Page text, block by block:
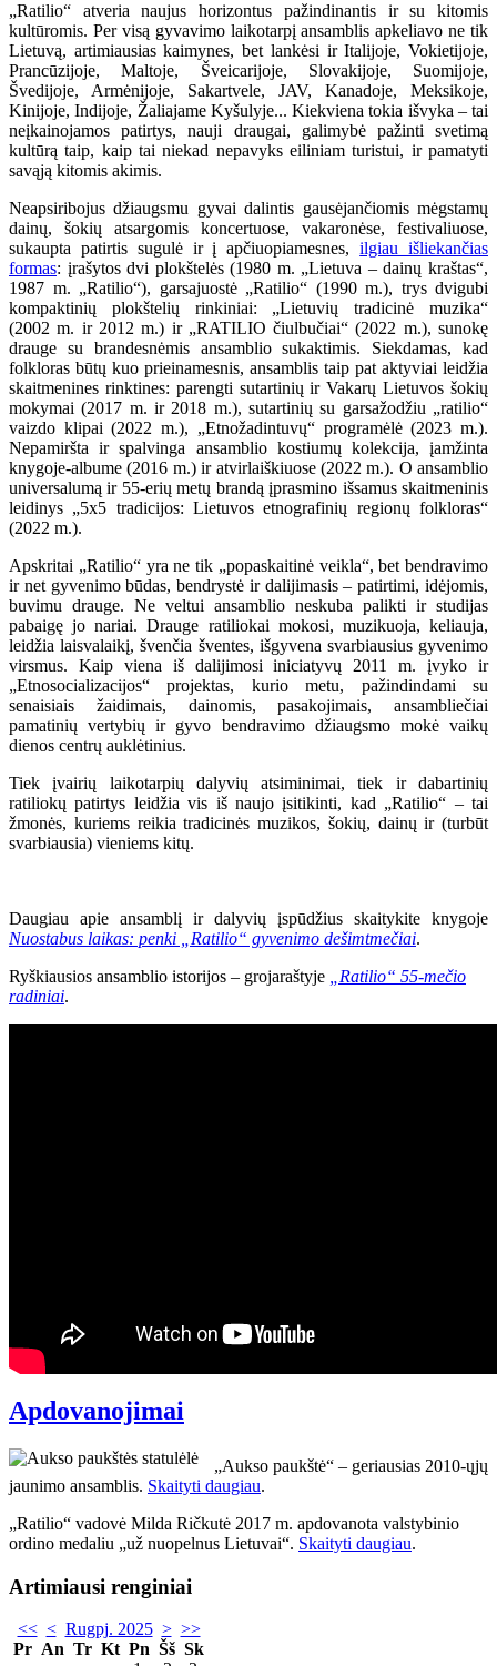
„Ratilio“ atveria naujus horizontus pažindinantis ir su kitomis
kultūromis. Per visą gyvavimo laikotarpį ansamblis apkeliavo ne tik
Lietuvą, artimiausias kaimynes, bet lankėsi ir Italijoje, Vokietijoje,
Prancūzijoje, Maltoje, Šveicarijoje, Slovakijoje, Suomijoje,
Švedijoje, Armėnijoje, Sakartvele, JAV, Kanadoje, Meksikoje,
Kinijoje, Indijoje, Žaliajame Kyšulyje... Kiekviena tokia išvyka – tai
neįkainojamos patirtys, nauji draugai, galimybė pažinti svetimą
kultūrą taip, kaip tai niekad nepavyks eiliniam turistui, ir pamatyti
savąją kitomis akimis.
Neapsiribojus džiaugsmu gyvai dalintis gausėjančiomis mėgstamų
dainų, šokių atsargomis koncertuose, vakaronėse, festivaliuose,
sukaupta patirtis sugulė ir į apčiuopiamesnes,ilgiau išliekančias
formas: įrašytos dvi plokštelės (1980 m. „Lietuva – dainų kraštas“,
1987 m. „Ratilio“), garsajuostė „Ratilio“ (1990 m.), trys dvigubi
kompaktinių plokštelių rinkiniai: „Lietuvių tradicinė muzika“
(2002 m. ir 2012 m.) ir „RATILIO čiulbučiai“ (2022 m.), sunokę
drauge su brandesnėmis ansamblio sukaktimis. Siekdamas, kad
folkloras būtų kuo prieinamesnis, ansamblis taip pat aktyviai leidžia
skaitmenines rinktines: parengti sutartinių ir Vakarų Lietuvos šokių
mokymai (2017 m. ir 2018 m.), sutartinių su garsažodžiu „ratilio“
vaizdo klipai (2022 m.), „Etnožadintuvų“ programėlė (2023 m.).
Nepamiršta ir spalvinga ansamblio kostiumų kolekcija, įamžinta
knygoje-albume (2016 m.) ir atvirlaiškiuose (2022 m.). O ansamblio
universalumą ir 55-erių metų brandą įprasmino išsamus skaitmeninis
leidinys „5x5 tradicijos: Lietuvos etnografinių regionų folkloras“
(2022 m.).
Apskritai „Ratilio“ yra ne tik „popaskaitinė veikla“, bet bendravimo
ir net gyvenimo būdas, bendrystė ir dalijimasis – patirtimi, idėjomis,
buvimu drauge. Ne veltui ansamblio neskuba palikti ir studijas
pabaigę jo nariai. Drauge ratiliokai mokosi, muzikuoja, keliauja,
leidžia laisvalaikį, švenčia šventes, išgyvena svarbiausius gyvenimo
virsmus. Kaip viena iš dalijimosi iniciatyvų 2011 m. įvyko ir
„Etnosocializacijos“ projektas, kurio metu, pažindindami su
senaisiais žaidimais, dainomis, pasakojimais, ansambliečiai
pamatinių vertybių ir gyvo bendravimo džiaugsmo mokė vaikų
dienos centrų auklėtinius.
Tiek įvairių laikotarpių dalyvių atsiminimai, tiek ir dabartinių
ratiliokų patirtys leidžia vis iš naujo įsitikinti, kad „Ratilio“ – tai
žmonės, kuriems reikia tradicinės muzikos, šokių, dainų ir (turbūt
svarbiausia) vieniems kitų.
Daugiau apie ansamblį ir dalyvių įspūdžius skaitykite knygoje
Nuostabus laikas: penki „Ratilio“ gyvenimo dešimtmečiai.
Ryškiausios ansamblio istorijos – grojaraštyje
„Ratilio“ 55-mečio
radiniai.
Apdovanojimai
„Aukso paukštė“ – geriausias 2010-ųjų
jaunimo ansamblis. Skaityti daugiau.
„Ratilio“ vadovė Milda Ričkutė 2017 m. apdovanota valstybinio
ordino medaliu „už nuopelnus Lietuvai“. Skaityti daugiau.
Artimiausi renginiai
<< < Rugpj. 2025 > >>
Pr An Tr Kt Pn Šš Sk